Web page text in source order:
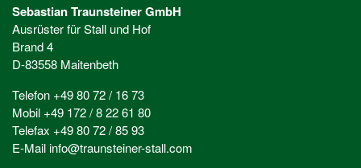
Sebastian Traunsteiner GmbH
Ausrüster für Stall und Hof
Brand 4
D-83558 Maitenbeth
Telefon +49 80 72 / 16 73
Mobil +49 172 / 8 22 61 80
Telefax +49 80 72 / 85 93
E-Mailinfo@traunsteiner-stall.com